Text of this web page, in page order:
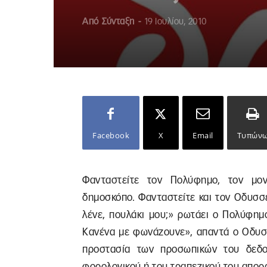
Από Σύνταξη - 19 Ιουλίου, 2010
Facebook X Email
Φανταστείτε τον Πολύφημο, τον
δημοσκόπο. Φανταστείτε και τον
λένε, πουλάκι μου;» ρωτάει ο
Κανένα με φωνάζουνε», απαντά ο
προστασία των προσωπικών του